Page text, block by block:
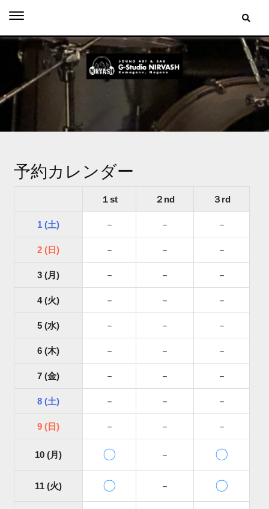
予約カレンダー
１st ２nd ３rd
1 (土) － － －
2 (日) － － －
3 (月) － － －
4 (火) － － －
5 (水) － － －
6 (木) － － －
7 (金) － － －
8 (土) － － －
9 (日) － － －
10 (月) 〇 － 〇
11 (火) 〇 － 〇